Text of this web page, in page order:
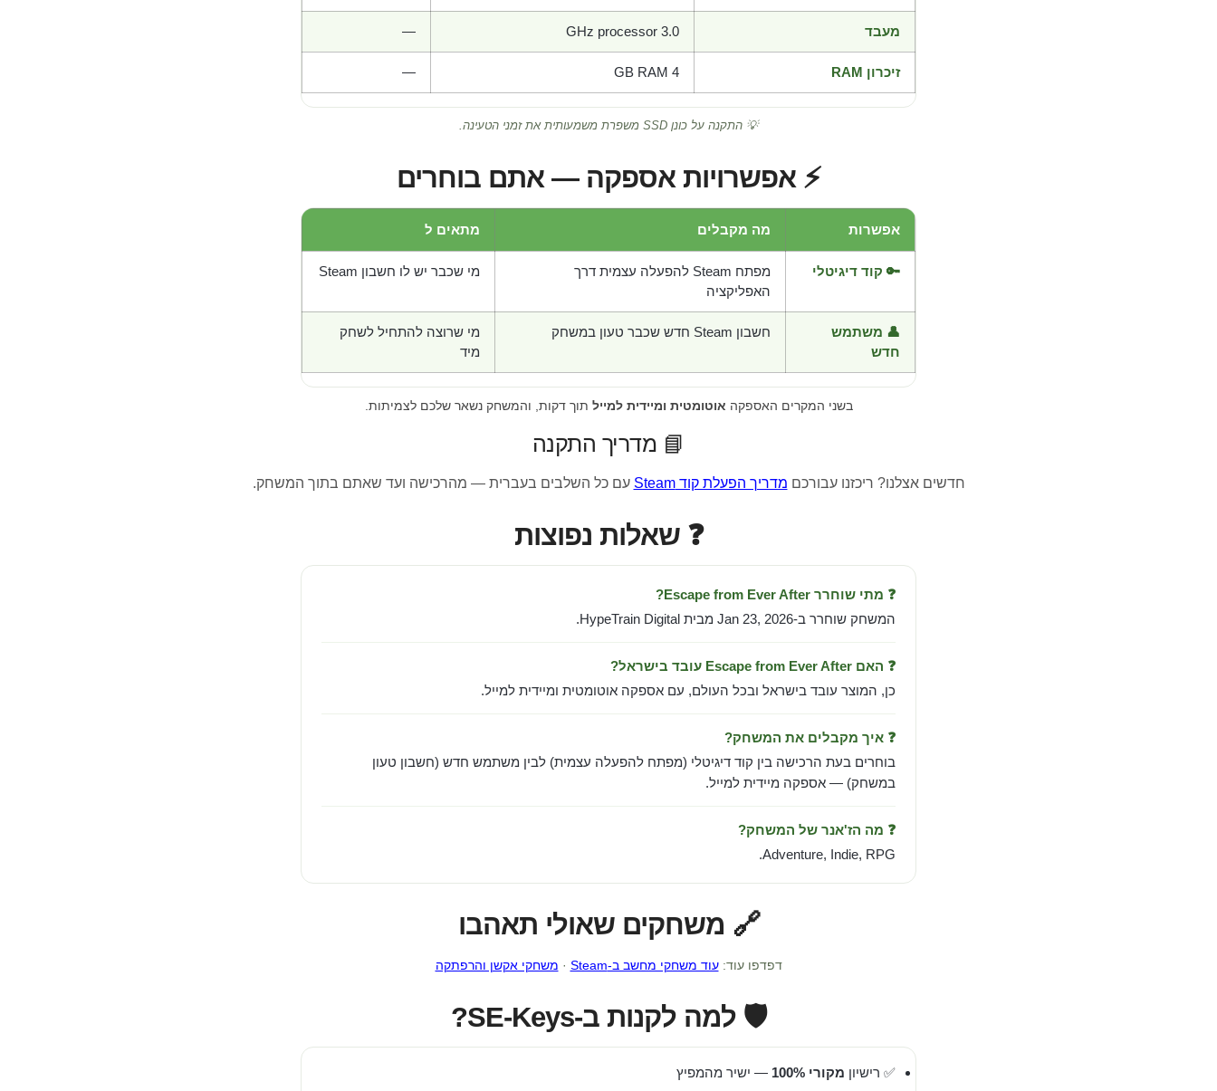
מעבד 3.0 GHz processor
—
זיכרון RAM 4 GB RAM
—
💡 התקנה על כונן SSD משפרת משמעותית את זמני הטעינה.
⚡ אפשרויות אספקה — אתם בוחרים
אפשרות מה מקבלים מתאים ל
🔑 קוד דיגיטלי
מפתח Steam להפעלה עצמית דרך
האפליקציה
מי שכבר יש לו חשבון Steam
👤 משתמש
חדש
חשבון Steam חדש שכבר טעון במשחק
מי שרוצה להתחיל לשחק
מיד
בשני המקרים האספקה אוטומטית ומיידית למייל תוך דקות, והמשחק נשאר שלכם לצמיתות.
📘 מדריך התקנה
חדשים אצלנו? ריכזנו עבורכם מדריך הפעלת קוד Steam עם כל השלבים בעברית — מהרכישה ועד שאתם בתוך המשחק.
❓ שאלות נפוצות
❓ מתי שוחרר Escape from Ever After?
המשחק שוחרר ב-Jan 23, 2026 מבית HypeTrain Digital.
❓ האם Escape from Ever After עובד בישראל?
כן, המוצר עובד בישראל ובכל העולם, עם אספקה אוטומטית ומיידית למייל.
❓ איך מקבלים את המשחק?
בוחרים בעת הרכישה בין קוד דיגיטלי (מפתח להפעלה עצמית) לבין משתמש חדש (חשבון טעון
במשחק) — אספקה מיידית למייל.
❓ מה הז'אנר של המשחק?
Adventure, Indie, RPG.
🔗 משחקים שאולי תאהבו
דפדפו עוד:עוד משחקי מחשב ב-Steam · משחקי אקשן והרפתקה
🛡️ למה לקנות ב-SE-Keys?
✅ רישיון מקורי 100% — ישיר מהמפיץ